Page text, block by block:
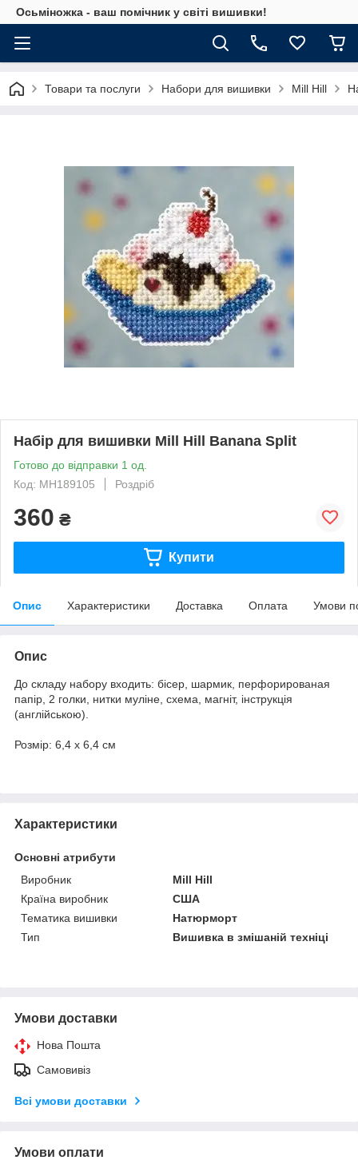
Осьміножка - ваш помічник у світі вишивки!
Товари та послуги Набори для вишивки Mill Hill
Набір для вишивки Mill Hill Banana Split
Готово до відправки 1 од.
Код: MH189105
Роздріб
360 ₴
Купити
Опис Характеристики Доставка Оплата Умови
Опис
До складу набору входить: бісер, шармик, перфорированая
папір, 2 голки, нитки муліне, схема, магніт, інструкція
(англійською).
Розмір: 6,4 х 6,4 см
Характеристики
Основні атрибути
Виробник
Mill Hill
Країна виробник
США
Тематика вишивки
Натюрморт
Тип
Вишивка в змішаній техніці
Умови доставки
Нова Пошта
Самовивіз
Всі умови доставки
Умови оплати